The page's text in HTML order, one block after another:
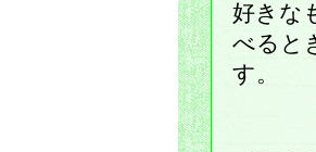
好きな
べると
す。